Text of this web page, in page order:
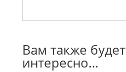
Вам также будет
интересно…